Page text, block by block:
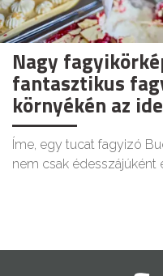
Nagy
fantasztikus
környékén az
Íme, egy tucat fagyizó
nem csak édesszájúként